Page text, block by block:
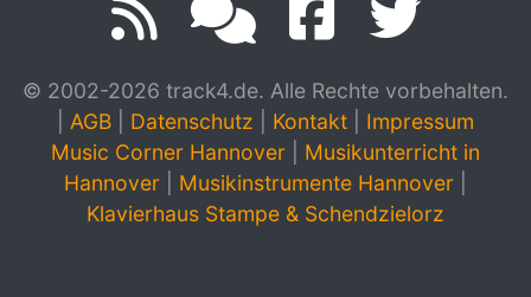
© 2002-2026 track4.de. Alle Rechte vorbehalten.
AGB Datenschutz Kontakt
Impressum
Music Corner Hannover
Musikunterricht in
Hannover
Musikinstrumente Hannover
Klavierhaus Stampe & Schendzielorz